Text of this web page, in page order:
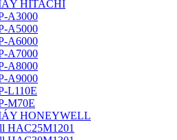
HITACHI
A3000
A5000
A6000
A7000
A8000
A9000
L110E
M70E
HONEYWELL
HAC25M1201